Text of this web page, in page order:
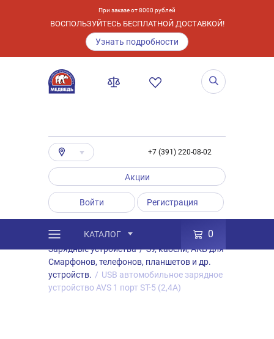
При заказе от 8000 рублей
ВОСПОЛЬЗУЙТЕСЬ БЕСПЛАТНОЙ ДОСТАВКОЙ!
Узнать подробности
+7 (391) 220-08-02
Акции
Войти Регистрация
КАТАЛОГ 0
Каталог / Товары Аксессуары
/
Зарядные устройства / ЗУ, кабели, АКБ для
Смарфонов, телефонов, планшетов и др.
устройств. / USB автомобильное зарядное
устройство AVS 1 порт ST-5 (2,4A)